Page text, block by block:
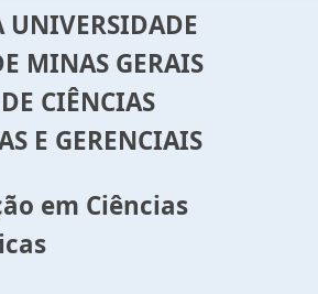
UNIVERSIDADE
MINAS GERAIS
CIÊNCIAS
E GERENCIAIS
em Ciências